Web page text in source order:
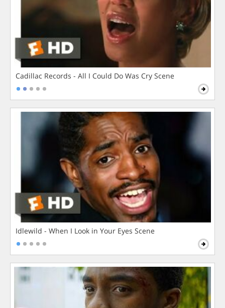
Cadillac Records - All I Could Do Was Cry Scene
Idlewild - When I Look in Your Eyes Scene